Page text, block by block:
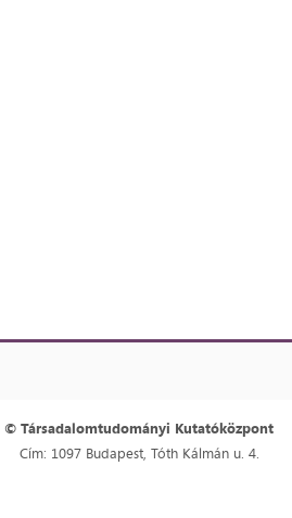
© Társadalomtudományi Kutatóközpont
Cím: 1097 Budapest, Tóth Kálmán u. 4.